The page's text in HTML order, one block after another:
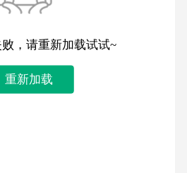
，请重新加载试试~
重新加载